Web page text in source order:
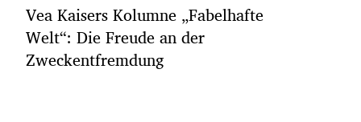
Vea Kaisers Kolumne „Fabelhafte
Welt“: Die Freude an der
Zweckentfremdung